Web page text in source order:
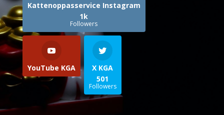
Kattenoppasservice Instagram
1k
Followers
YouTube KGA
X KGA
501
Followers